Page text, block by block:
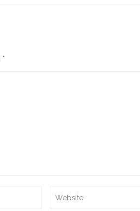
*